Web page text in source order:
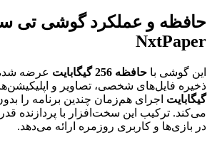
NxtPaper
این گوشی با حافظه 256 گیگابایت
عرضه
ذخیره فایل‌های شخصی، تصاویر و
گیگابایت اجرای هم‌زمان چندین برنامه را
می‌کند. ترکیب این سخت‌افزار با پردازنده
در بازی‌ها و کاربری روزمره ارائه می‌دهد.